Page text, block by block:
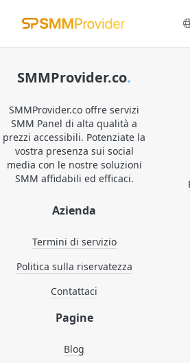
SMMProvider.co.
SMMProvider.co offre servizi
SMM Panel di alta qualità a
prezzi accessibili. Potenziate la
vostra presenza sui social
media con le nostre soluzioni
SMM affidabili ed efficaci.
Azienda
Termini di servizio
Politica sulla riservatezza
Contattaci
Pagine
Blog